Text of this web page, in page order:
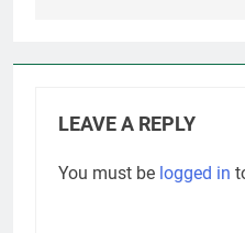
LEAVE A REPLY
You must be logged in